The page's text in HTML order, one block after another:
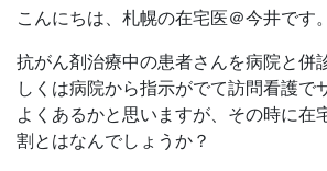
こんにちは、札幌の在宅医＠今井です。
抗がん剤治療中の患者さんを病院と併
しくは病院から指示がでて訪問看護で
よくあるかと思いますが、その時に在
割とはなんでしょうか？